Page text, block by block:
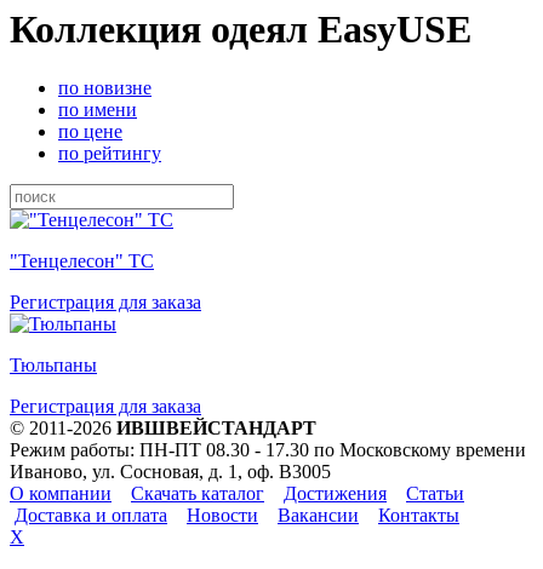
Коллекция одеял EasyUSE
по новизне
по имени
по цене
по рейтингу
"Тенцелесон" ТС
Регистрация для заказа
Тюльпаны
Регистрация для заказа
© 2011-2026 ИВШВЕЙСТАНДАРТ
Режим работы: ПН-ПТ 08.30 - 17.30 по Московскому времени
Иваново, ул. Сосновая, д. 1, оф. В3005
О компании
Скачать каталог Достижения
Статьи
Доставка и оплата
Новости Вакансии
Контакты
X